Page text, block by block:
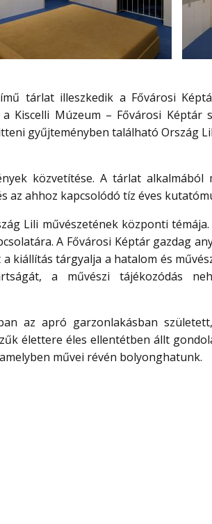
tárlat illeszkedik a Fővárosi
Kiscelli Múzeum – Fővárosi
gyűjteményben található Ország
közvetítése. A tárlat alkalmából
ahhoz kapcsolódó tíz éves
Lili művészetének központi
A Fővárosi Képtár gazdag
kiállítás tárgyalja a hatalom és
a művészi tájékozódás
az apró garzonlakásban
élettere éles ellentétben állt
művei révén bolyonghatunk.